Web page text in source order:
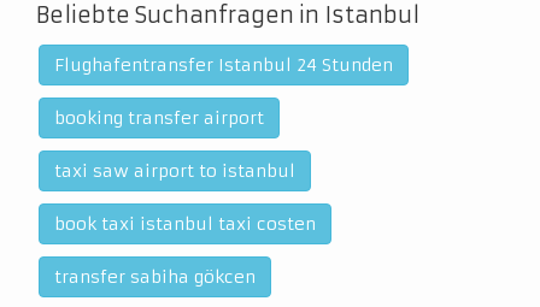
Beliebte Suchanfragen in Istanbul
Flughafentransfer Istanbul 24 Stunden
booking transfer airport
taxi saw airport to istanbul
book taxi istanbul taxi costen
transfer sabiha gökcen